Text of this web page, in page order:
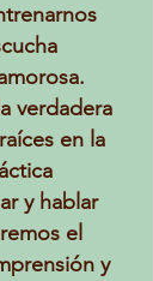
verdadera
en la
y hablar
el
y